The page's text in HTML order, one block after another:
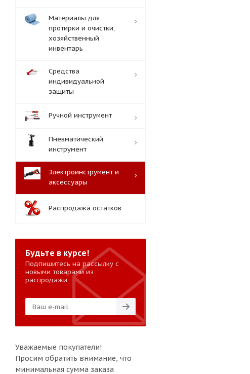
Материалы для
протирки и очистки,
хозяйственный
инвентарь
Средства
индивидуальной
защиты
Ручной инструмент
Пневматический
инструмент
Электроинструмент и
аксессуары
Распродажа остатков
Будьте в курсе!
Подпишитесь на рассылку с
новыми товарами из
распродажи
Уважаемые покупатели!
Просим обратить внимание, что
минимальная сумма заказа